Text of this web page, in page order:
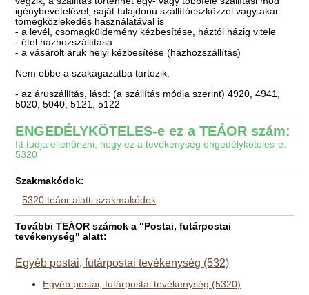
igénybevételével, saját tulajdonú szállítóeszközzel vagy akár
tömegközlekedés használatával is
- a levél, csomagküldemény kézbesítése, háztól házig vitele
- étel házhozszállítása
- a vásárolt áruk helyi kézbesítése (házhozszállítás)
Nem ebbe a szakágazatba tartozik:
- az áruszállítás, lásd: (a szállítás módja szerint) 4920, 4941,
5020, 5040, 5121, 5122
ENGEDÉLYKÖTELES-e ez a TEÁOR szám:
Itt tudja ellenőrizni, hogy ez a tevékenység engedélyköteles-e:
5320
Szakmakódok:
5320 teáor alatti szakmakódok
További TEÁOR számok a "Postai, futárpostai
tevékenység" alatt:
Egyéb postai, futárpostai tevékenység (532)
Egyéb postai, futárpostai tevékenység (5320)